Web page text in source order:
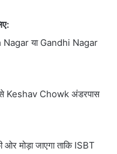
Nagar या Gandhi Nagar
Keshav Chowk अंडरपास
मोड़ा जाएगा ताकि ISBT